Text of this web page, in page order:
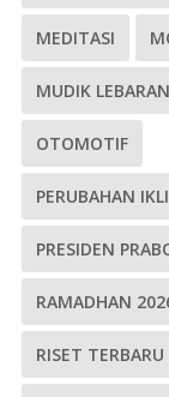
MEDITASI
MUDIK LEBARAN
OTOMOTIF
PERUBAHAN
PRESIDEN
RAMADHAN
RISET TERBARU